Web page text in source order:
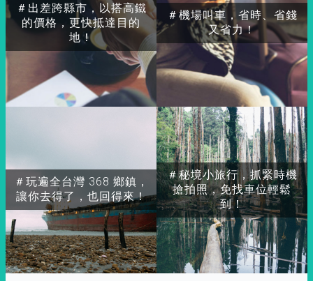
＃出差跨縣市，以搭高鐵
的價格，更快抵達目的
地！
＃玩遍全台灣 368 鄉鎮，
讓你去得了，也回得來！
＃秘境小旅行，抓緊時機
搶拍照，免找車位輕鬆
到！
＃機場叫車，省時、省錢
又省力！